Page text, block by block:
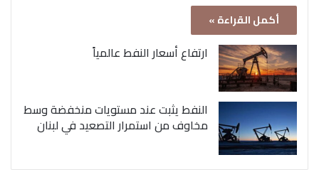
أكمل القراءة »
ارتفاع أسعار النفط عالمياً
النفط يثبت عند مستويات منخفضة وسط
مخاوف من استمرار التصعيد في لبنان